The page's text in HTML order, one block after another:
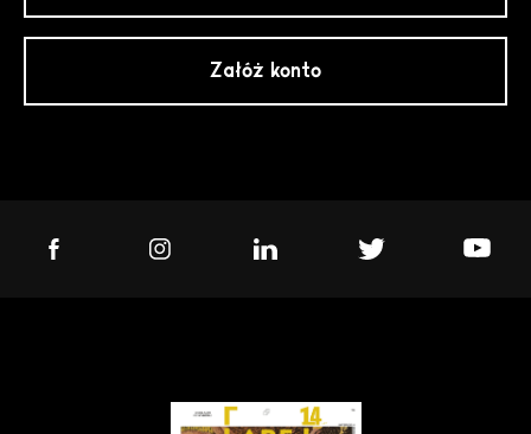
Załóż konto